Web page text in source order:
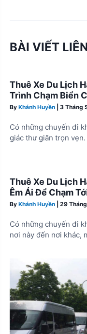
BÀI VIẾT
Thuê Xe Du Lịch
Trình Chạm Biển
By Khánh Huyền 3 Tháng
Có những chuyến đi
giác thư giãn trọn
Thuê Xe Du Lịch
Êm Ái Để Chạm
By Khánh Huyền 29
Có những chuyến đi
nơi này đến nơi khác,